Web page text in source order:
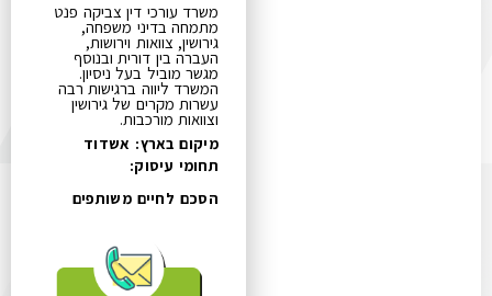
משרד עורכי דין צביקה פנט
מתמחה בדיני משפחה,
גירושין, צוואות וירושות,
העברה בין דורית ובנוסף
מגשר מוביל בעל ניסיון.
המשרד ליווה ברגישות רבה
עשרות מקרים של גירושין
וצוואות מורכבות.
מיקום בארץ: אשדוד
תחומי עיסוק:
הסכם לחיים משותפים